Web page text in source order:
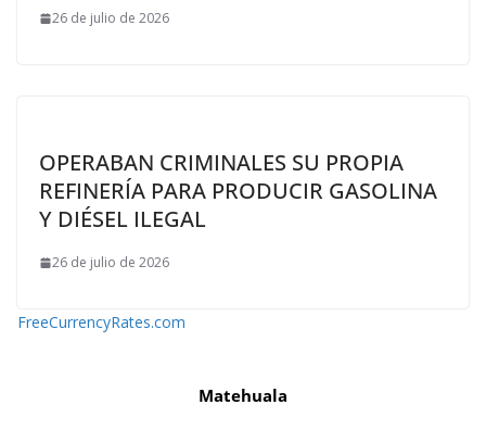
26 de julio de 2026
OPERABAN CRIMINALES SU PROPIA
REFINERÍA PARA PRODUCIR GASOLINA
Y DIÉSEL ILEGAL
26 de julio de 2026
FreeCurrencyRates.com
Matehuala